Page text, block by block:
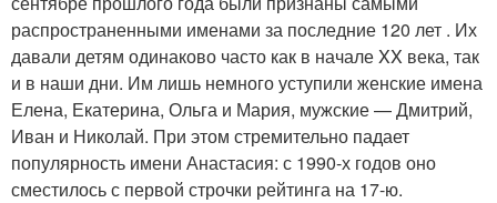
распространенными именами за последние 120 лет . Их
давали детям одинаково часто как в начале XX века, так
и в наши дни. Им лишь немного уступили женские имена
Елена, Екатерина, Ольга и Мария, мужские — Дмитрий,
Иван и Николай. При этом стремительно падает
популярность имени Анастасия: с 1990-х годов оно
сместилось с первой строчки рейтинга на 17-ю.